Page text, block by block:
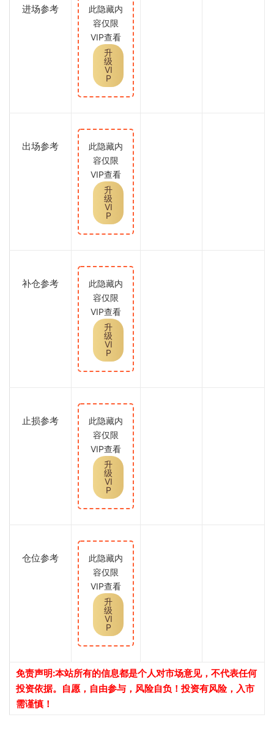
进场参考
此隐藏内
容仅限
VIP查看
升
级
VI
P
出场参考
此隐藏内
容仅限
VIP查看
升
级
VI
P
补仓参考
此隐藏内
容仅限
VIP查看
升
级
VI
P
止损参考
此隐藏内
容仅限
VIP查看
升
级
VI
P
仓位参考
此隐藏内
容仅限
VIP查看
升
级
VI
P
免责声明:本站所有的信息都是个人对市场意见，不代表任何
投资依据。自愿，自由参与，风险自负！投资有风险，入市
需谨慎！